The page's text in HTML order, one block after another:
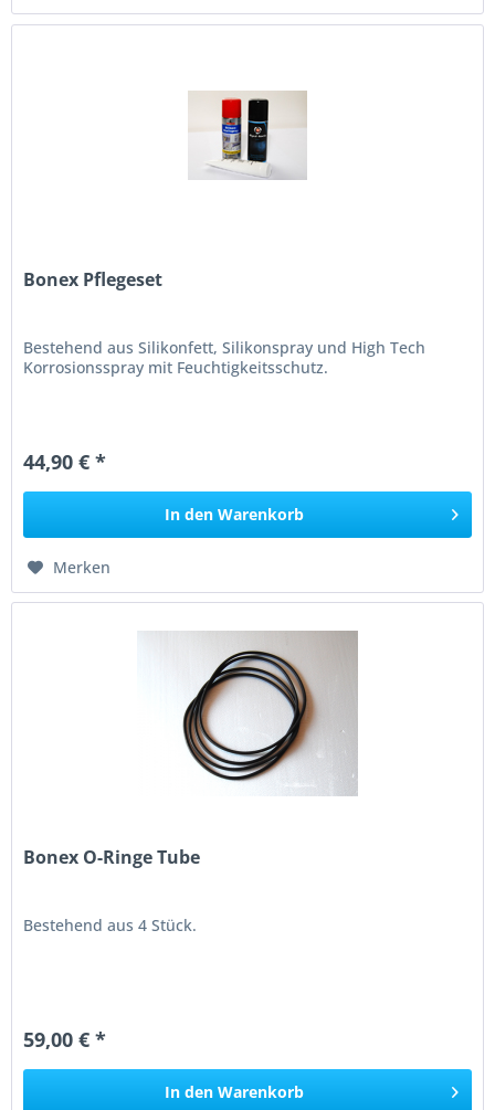
Bonex Pflegeset
Bestehend aus Silikonfett, Silikonspray und High Tech
Korrosionsspray mit Feuchtigkeitsschutz.
44,90 € *
In den Warenkorb
Merken
Bonex O-Ringe Tube
Bestehend aus 4 Stück.
59,00 € *
In den Warenkorb